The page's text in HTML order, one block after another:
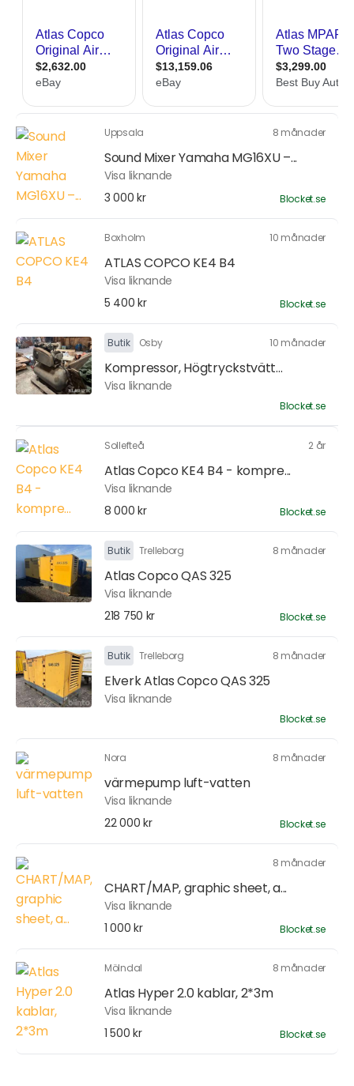
Uppsala 8 månader
Sound Mixer Yamaha MG16XU –...
Visa liknande
3 000 kr
Blocket.se
Boxholm 10 månader
ATLAS COPCO KE4 B4
Visa liknande
5 400 kr
Blocket.se
Butik Osby 10 månader
Kompressor, Högtryckstvätt...
Visa liknande
Blocket.se
Sollefteå 2 år
Atlas Copco KE4 B4 - kompre...
Visa liknande
8 000 kr
Blocket.se
Butik Trelleborg 8 månader
Atlas Copco QAS 325
Visa liknande
218 750 kr
Blocket.se
Butik Trelleborg 8 månader
Elverk Atlas Copco QAS 325
Visa liknande
Blocket.se
Nora 8 månader
värmepump luft-vatten
Visa liknande
22 000 kr
Blocket.se
8 månader
CHART/MAP, graphic sheet, a...
Visa liknande
1 000 kr
Blocket.se
Mölndal 8 månader
Atlas Hyper 2.0 kablar, 2*3m
Visa liknande
1 500 kr
Blocket.se